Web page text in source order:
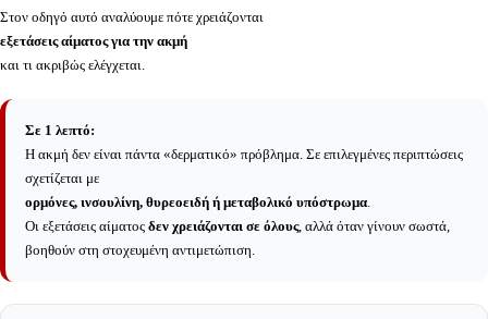
Στον οδηγό αυτό αναλύουμε πότε χρειάζονται
εξετάσεις αίματος για την ακμή
και τι ακριβώς ελέγχεται.
Σε 1 λεπτό:
Η ακμή δεν είναι πάντα «δερματικό» πρόβλημα. Σε επιλεγμένες περιπτώσεις
σχετίζεται με
ορμόνες, ινσουλίνη, θυρεοειδή ή μεταβολικό υπόστρωμα.
Οι εξετάσεις αίματος δεν χρειάζονται σε όλους, αλλά όταν γίνουν σωστά,
βοηθούν στη στοχευμένη αντιμετώπιση.